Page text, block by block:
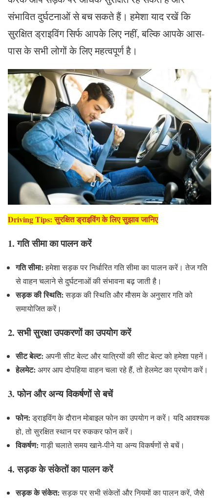
संभावित दुर्घटनाओं से बच सकते हैं। हमेशा याद रखें कि
सुरक्षित ड्राइविंग सिर्फ आपके लिए नहीं, बल्कि आपके आस-
पास के सभी लोगों के लिए महत्वपूर्ण है।
Driving Tips: सुरक्षित ड्राइविंग के लिए सुझाव जानिए
1.गति सीमा का पालन करें
गति सीमा:हमेशा सड़क पर निर्धारित गति सीमा का पालन करें। तेज गति
से वाहन चलाने से दुर्घटनाओं की संभावना बढ़ जाती है।
सड़क की स्थिति:सड़क की स्थिति और मौसम के अनुसार गति को
समायोजित करें।
2.सभी सुरक्षा उपकरणों का उपयोग करें
सीट बेल्ट: अपनी सीट बेल्ट और यात्रियों की सीट बेल्ट को हमेशा पहनें।
हेलमेट: अगर आप दोपहिया वाहन चला रहे हैं, तो हेलमेट का प्रयोग करें।
3.फोन और अन्य विकर्षणों से बचें
फोन:ड्राइविंग के दौरान मोबाइल फोन का उपयोग न करें। यदि आवश्यक
हो, तो सुरक्षित स्थान पर रुककर फोन करें।
विकर्षण:गाड़ी चलाते समय खाने-पीने या अन्य विकर्षणों से बचें।
4.सड़क के संकेतों का पालन करें
सड़क के संकेत:सड़क पर सभी संकेतों और नियमों का पालन करें, जैसे